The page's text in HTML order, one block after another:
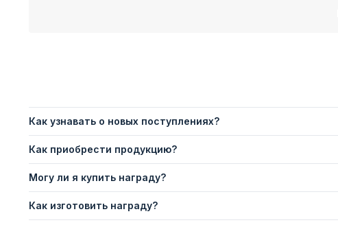
Как узнавать о новых поступлениях?
Как приобрести продукцию?
Могу ли я купить награду?
Как изготовить награду?